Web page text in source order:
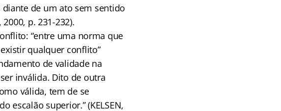
de um ato sem sentido
p. 231-232).
“entre uma norma que
qualquer conflito”
de validade na
inválida. Dito de outra
válida, tem de se
escalão superior.” (KELSEN,